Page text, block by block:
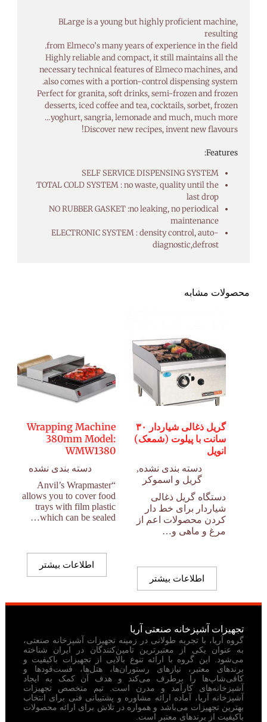
BLarge is a young but highly proficient machine,
resulting
from Elmeco’s many years of experience in the field.
Highly reliable and compact, it still maintains all the
necessary technical features of Elmeco machines, and
also comes with a portion-control dispensing system.
Perfect for granita, soft drinks, semi-frozen and frozen
desserts, iced coffee and tea, cocktails, sorbet, frozen
yoghurt, sangria, lemonade and much, much more…
Discover new recipes, invent new flavours!
Features:
SELF SERVICE DISPENSING SYSTEM
TOTAL COLD SYSTEM : no waste, quality until the
last drop
NO RUBBER GASKET :no leaking, no periodical
maintenance
ELECTRONIC SYSTEM : density control, auto-
diagnostic,defrost
محصولات مشابه
گریل ذغالی شیاردار ۳۰
سانت با پیلوت (شمعک)
انویل
دسته بندی نشده,
گریل و اسموکر
دستگاه گریل ذغالی
شیاردار برای خط دار
کردن محصولات اعم از
مرغ و ماهی و…
اطلاعات بیشتر
Wrapping Machine
380mm Model:
WMW1380
دسته بندی نشده
“Anvil’s Wrapmaster
allows you to cover food
trays with film plastic
which can be sealed…
اطلاعات بیشتر
تجهیزات آشپزخانه صنعتی آریا
گروه آریا، با تجربه طولانی در زمینه تجهیزات آشپزخانه صنعتی،
به عنوان یکی از معتبرترین تامین‌کنندگان در ایران شناخته
می‌شود. این گروه با ارائه تنوع بالایی از تجهیزات باکیفیت و
برندهای معتبر، نیازهای رستوران‌ها، هتل‌ها، فست‌فودها و
کافی‌شاپ‌ها را برطرف می‌کند و هدف آن کمک به ایجاد
آشپزخانه‌های کارآمد و مدرن است. تیم متخصص تجهیزات
آشپزخانه آریا، آماده ارائه مشاوره و پشتیبانی فنی برای انتخاب
بهترین تجهیزات می‌باشد و همواره در تلاش برای ارائه محصولات
باکیفیت از برندهای معتبر است.